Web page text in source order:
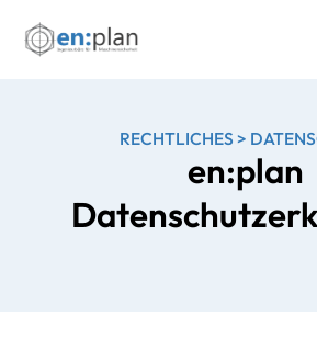
RECHTLICHES >
en:plan